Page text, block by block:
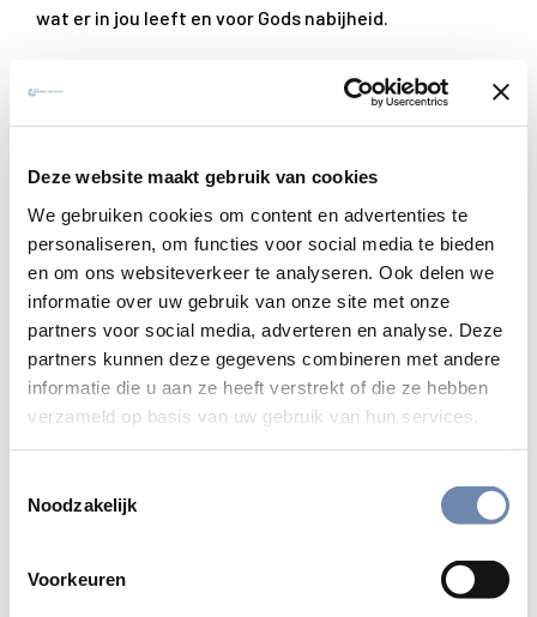
Deze website maakt gebruik van cookies
We gebruiken cookies om content en advertenties te
personaliseren, om functies voor social media te bieden
en om ons websiteverkeer te analyseren. Ook delen we
informatie over uw gebruik van onze site met onze
partners voor social media, adverteren en analyse. Deze
partners kunnen deze gegevens combineren met andere
informatie die u aan ze heeft verstrekt of die ze hebben
verzameld op basis van uw gebruik van hun services.
Noodzakelijk
Voorkeuren
wat er in jou leeft en voor Gods nabijheid.
Met beelden op verhaal komen: